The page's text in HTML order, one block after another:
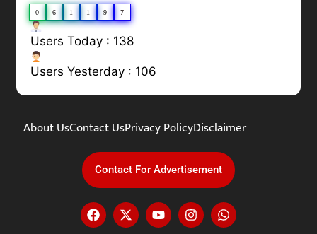
0 6 1 1 9 7
Users Today : 138
Users Yesterday : 106
About UsContact UsPrivacy PolicyDisclaimer
Contact For Advertisement